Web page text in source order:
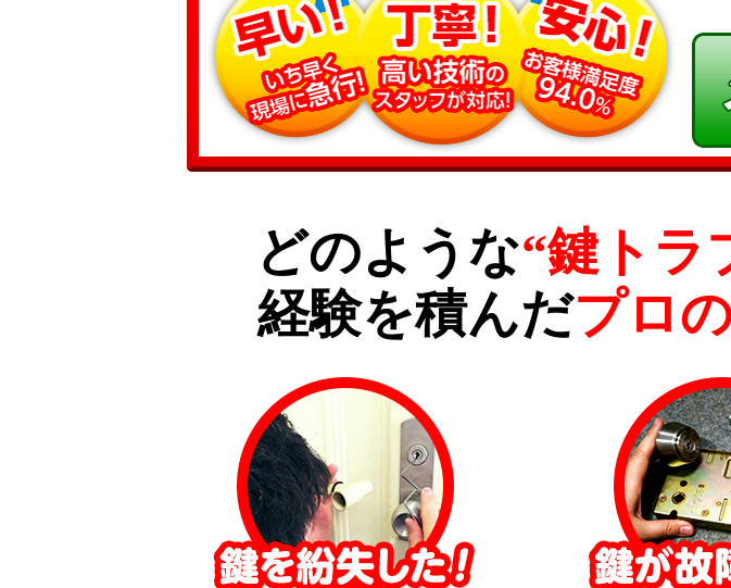
どのような“鍵トラ
経験を積んだプロ